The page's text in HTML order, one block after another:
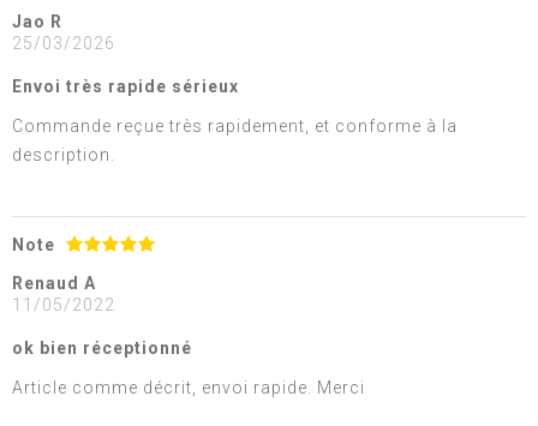
Jao R
25/03/2026
Envoi très rapide sérieux
Commande reçue très rapidement, et conforme à la
description.
Note
Renaud A
11/05/2022
ok bien réceptionné
Article comme décrit, envoi rapide. Merci